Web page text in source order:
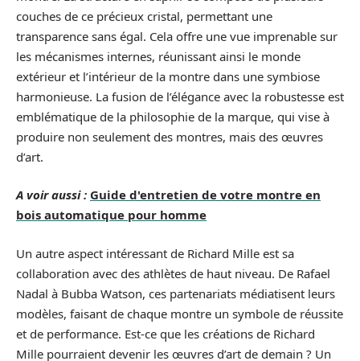
couches de ce précieux cristal, permettant une
transparence sans égal. Cela offre une vue imprenable sur
les mécanismes internes, réunissant ainsi le monde
extérieur et l’intérieur de la montre dans une symbiose
harmonieuse. La fusion de l’élégance avec la robustesse est
emblématique de la philosophie de la marque, qui vise à
produire non seulement des montres, mais des œuvres
d’art.
A voir aussi : Guide d'entretien de votre montre en
bois automatique pour homme
Un autre aspect intéressant de Richard Mille est sa
collaboration avec des athlètes de haut niveau. De Rafael
Nadal à Bubba Watson, ces partenariats médiatisent leurs
modèles, faisant de chaque montre un symbole de réussite
et de performance. Est-ce que les créations de Richard
Mille pourraient devenir les œuvres d’art de demain ? Un